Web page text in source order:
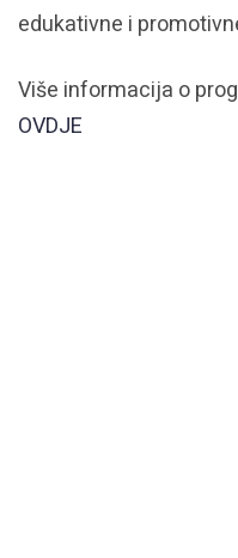
edukativne i
Više informacija o
OVDJE